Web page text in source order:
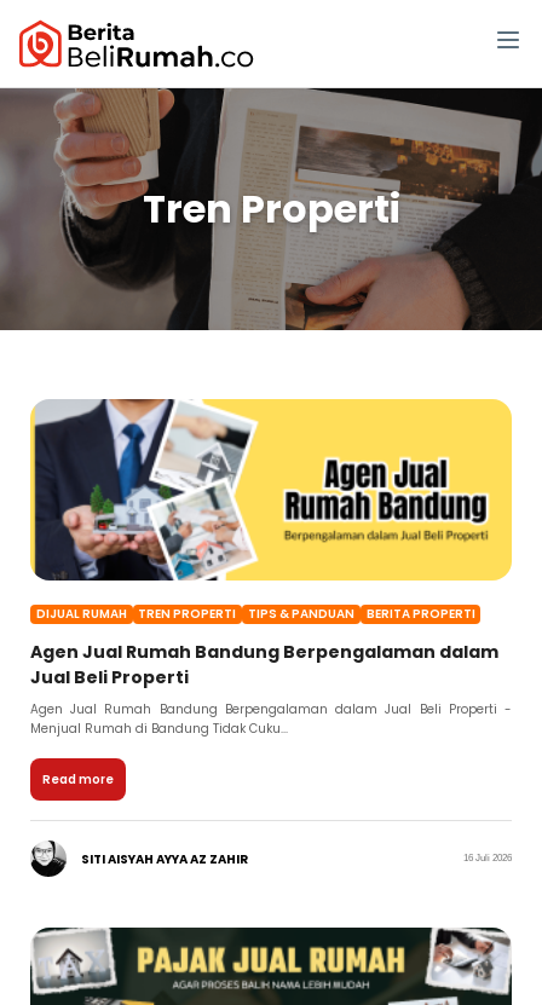
Tren Properti
DIJUAL RUMAH TREN PROPERTI TIPS & PANDUAN BERITA PROPERTI
Agen Jual Rumah Bandung Berpengalaman dalam
Jual Beli Properti
Agen Jual Rumah Bandung Berpengalaman dalam Jual Beli Properti -
Menjual Rumah di Bandung Tidak Cuku...
Read more
SITI AISYAH AYYA AZ ZAHIR 16 Juli 2026